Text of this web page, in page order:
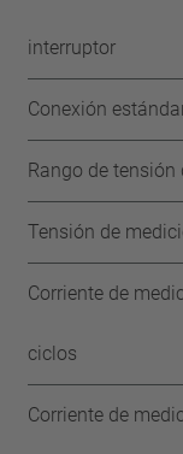
interruptor
Conexión
Rango de tensión
Tensión de
Corriente de
ciclos
Corriente de